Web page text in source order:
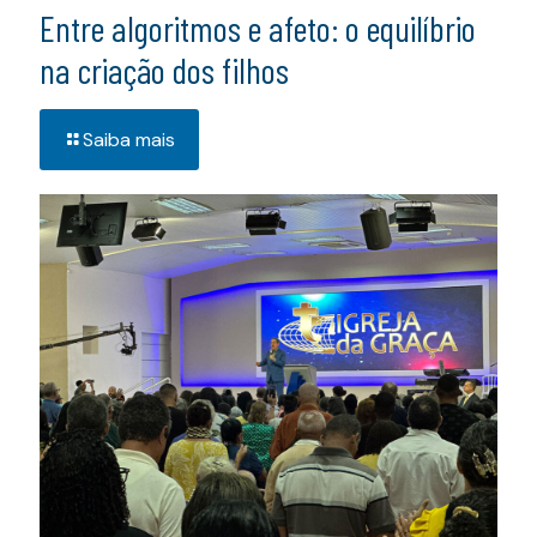
Entre algoritmos e afeto: o equilíbrio
na criação dos filhos
Saiba mais